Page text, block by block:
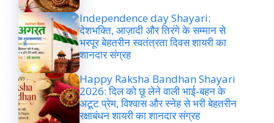
Independence day Shayari:
देशभक्ति, आज़ादी और तिरंगे के सम्मान से
भरपूर बेहतरीन स्वतंत्रता दिवस शायरी का
शानदार संग्रह
Happy Raksha Bandhan Shayari
2026: दिल को छू लेने वाली भाई-बहन के
अटूट प्रेम, विश्वास और स्नेह से भरी बेहतरीन
रक्षाबंधन शायरी का शानदार संग्रह